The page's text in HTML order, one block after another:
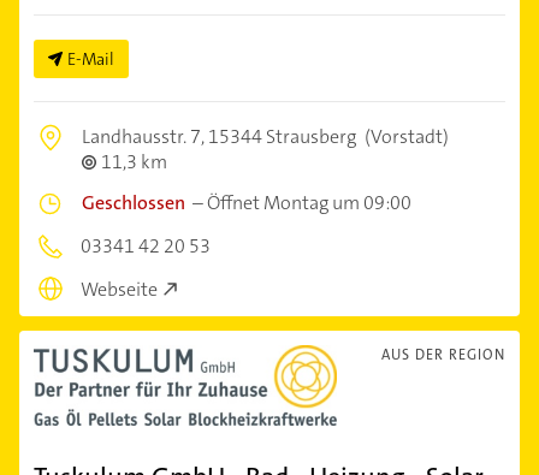
E-Mail
Landhausstr. 7,15344 Strausberg (Vorstadt)
11,3 km
Geschlossen –Öffnet Montag um 09:00
03341 42 20 53
Webseite
AUS DER REGION